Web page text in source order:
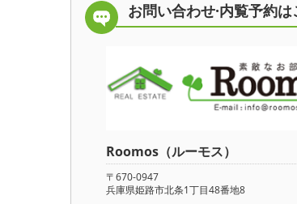
お問い合わせ·内覧予約は
Roomos（ルーモス）
〒670-0947
兵庫県姫路市北条1丁目48番地8